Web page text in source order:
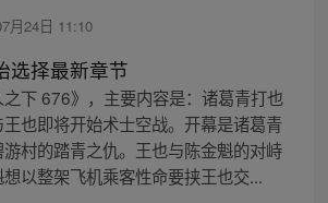
月24日 11:10
选择最新章节
下 676》，主要内容是：诸葛青打也
也即将开始术士空战。开幕是诸葛青
村的踏青之仇。王也与陈金魁的对峙
以整架飞机乘客性命要挟王也交...